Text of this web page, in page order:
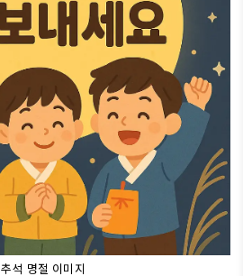
추석 명절 이미지